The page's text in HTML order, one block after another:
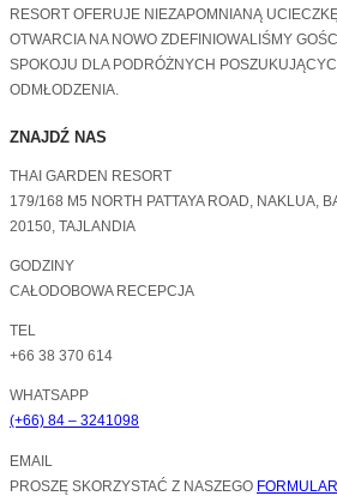
RESORT OFERUJE NIEZAPOMNIANĄ
OTWARCIA NA NOWO ZDEFINIOWALIŚMY
SPOKOJU DLA PODRÓŻNYCH
ODMŁODZENIA.
ZNAJDŹ NAS
THAI GARDEN RESORT
179/168 M5 NORTH PATTAYA ROAD, NAKLUA,
20150, TAJLANDIA
GODZINY
CAŁODOBOWA RECEPCJA
TEL
+66 38 370 614
WHATSAPP
(+66) 84 – 3241098
EMAIL
PROSZĘ SKORZYSTAĆ Z NASZEGO